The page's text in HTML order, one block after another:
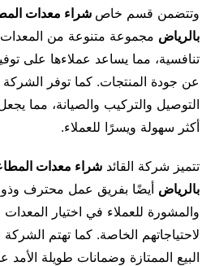
وتتضمن قسم خاص شراء معدات
بالرياض مجموعة متنوعة من المعدات
تنافسية، مما يساعد عملاءها على
عن جودة المنتجات. كما توفر
التوصيل والتركيب والصيانة، مما
أكثر سهولة ويسرًا للعملاء.
تتميز شركة القائد شراء معدات
بالرياض أيضًا بفريق عمل محترف وذو
والمشورة للعملاء في اختيار المعدات
لاحتياجاتهم الخاصة. كما تهتم
البيع الممتازة وضمانات طويلة الأمد